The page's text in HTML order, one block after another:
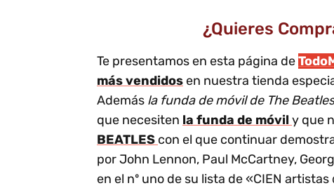
¿Quieres
Te presentamos en esta página de
más vendidosen nuestra tienda
Además la funda de móvil de The
que necesiten la funda de móvil y que
BEATLES con el que continuar
por John Lennon, Paul McCartney,
en el nº uno de su lista de «CIEN